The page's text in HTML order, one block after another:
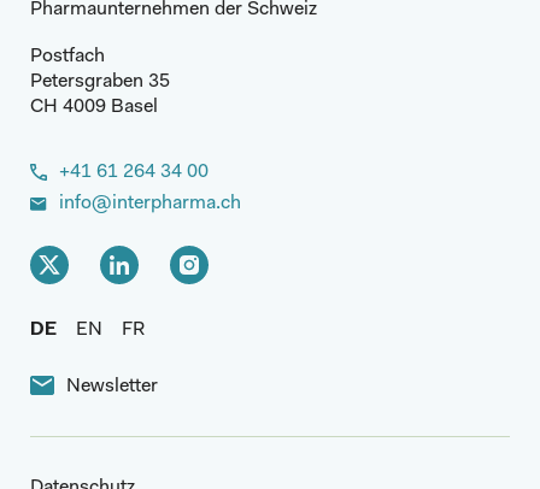
Pharmaunternehmen der Schweiz
Postfach
Petersgraben 35
CH 4009 Basel
+41 61 264 34 00
info@interpharma.ch
DE EN FR
Newsletter